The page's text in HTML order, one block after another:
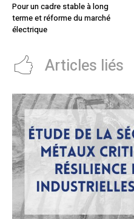
Pour un cadre stable à long
terme et réforme du marché
électrique
Articles liés